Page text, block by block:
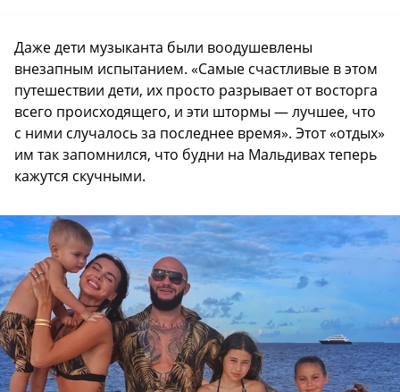
Даже дети музыканта были воодушевлены
внезапным испытанием. «Самые счастливые в этом
путешествии дети, их просто разрывает от восторга
всего происходящего, и эти штормы — лучшее, что
с ними случалось за последнее время». Этот «отдых»
им так запомнился, что будни на Мальдивах теперь
кажутся скучными.